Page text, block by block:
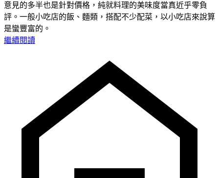
意見的多半也是針對價格，純就料理的美味度當真近乎零負
評。一般小吃店的飯、麵類，搭配不少配菜，以小吃店來說算
是蠻豐富的。
繼續閱讀